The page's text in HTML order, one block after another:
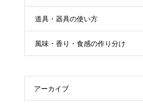
道具・器具の使い方
風味・香り・食感の作り分け
アーカイブ